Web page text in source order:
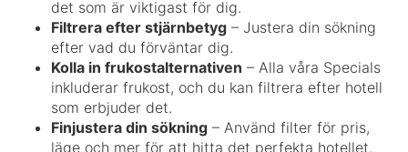
det som är viktigast för dig.
Filtrera efter stjärnbetyg – Justera din sökning
efter vad du förväntar dig.
Kolla in frukostalternativen – Alla våra Specials
inkluderar frukost, och du kan filtrera efter hotell
som erbjuder det.
Finjustera din sökning – Använd filter för pris,
läge och mer för att hitta det perfekta hotellet.